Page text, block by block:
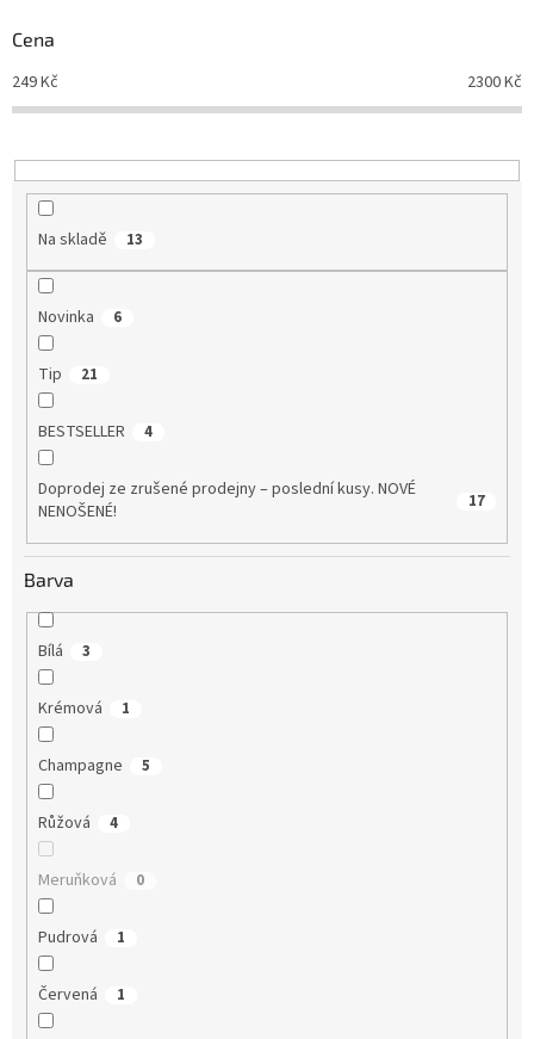
d
k
t
Cena
249Kč 2300Kč
Na skladě 13
Novinka 6
Tip 21
BESTSELLER 4
Doprodej ze zrušené prodejny – poslední kusy. NOVÉ
NENOŠENÉ!
17
Barva
Bílá 3
Krémová 1
Champagne 5
Růžová 4
Meruňková 0
Pudrová 1
Červená 1